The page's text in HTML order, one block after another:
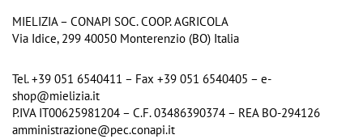
MIELIZIA – CONAPI SOC. COOP. AGRICOLA
Via Idice, 299 40050 Monterenzio (BO) Italia
Tel. +39 051 6540411 – Fax +39 051 6540405 – e-
shop@mielizia.it
P.IVA IT00625981204 – C.F. 03486390374 – REA BO-294126
amministrazione@pec.conapi.it